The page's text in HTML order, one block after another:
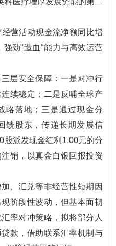
营活动现金流净额同比增
强劲"造血"能力与高效运营
安全保障：一是对冲行
续稳定；二是反哺全球产
略落地；三是通过现金分
馈股东，传递长期发展信
股派发现金红利1.00元的分
销，以真金白银回报投资
汇兑等非经营性短期因
阶段性波动，但基本面韧
率对冲策略，拟将部分人
款，借助联系汇率机制与